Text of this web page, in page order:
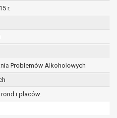
r.
Problemów Alkoholowych
i placów.
dane dotyczą
prawidłowość danych
– na okres pozwalający
sprawdzić
danych jest niezgodne
a osoba, której dane
się usunięciu
w zamian ich